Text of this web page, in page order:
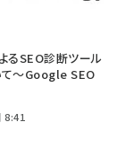
るSEO診断ツール
～Google SEO
8:41